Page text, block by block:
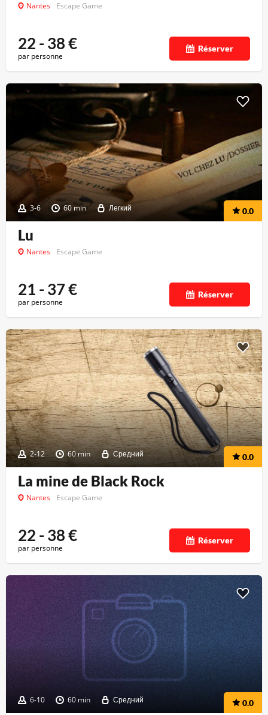
Nantes Escape Game
22 - 38€
par personne
Réserver
3-6 60 min Легкий 0.0
Lu
Nantes Escape Game
21 - 37€
par personne
Réserver
2-12 60 min Средний 0.0
La mine de Black Rock
Nantes Escape Game
22 - 38€
par personne
Réserver
6-10 60 min Средний 0.0